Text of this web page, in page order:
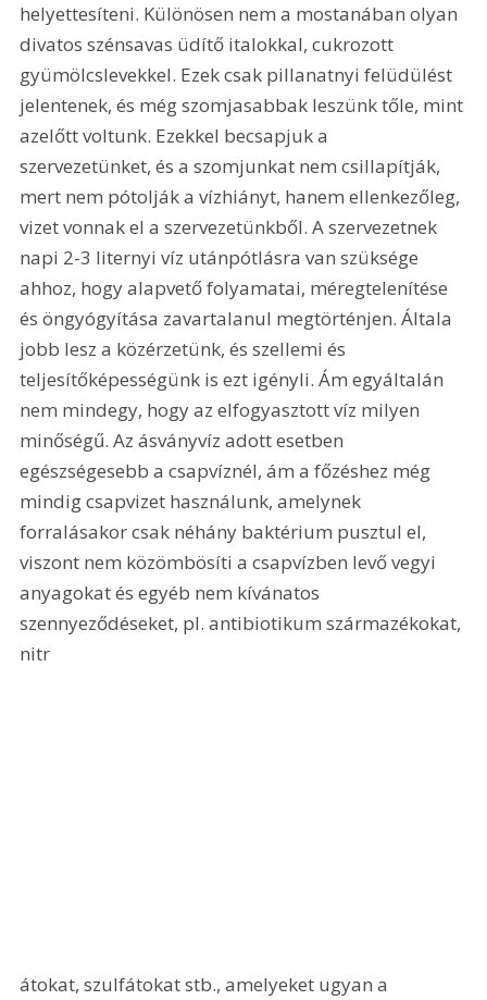
helyettesíteni. Különösen nem a mostanában olyan
divatos szénsavas üdítő italokkal, cukrozott
gyümölcslevekkel. Ezek csak pillanatnyi felüdülést
jelentenek, és még szomjasabbak leszünk tőle, mint
azelőtt voltunk. Ezekkel becsapjuk a
szervezetünket, és a szomjunkat nem csillapítják,
mert nem pótolják a vízhiányt, hanem ellenkezőleg,
vizet vonnak el a szervezetünkből. A szervezetnek
napi 2-3 liternyi víz utánpótlásra van szüksége
ahhoz, hogy alapvető folyamatai, méregtelenítése
és öngyógyítása zavartalanul megtörténjen. Általa
jobb lesz a közérzetünk, és szellemi és
teljesítőképességünk is ezt igényli. Ám egyáltalán
nem mindegy, hogy az elfogyasztott víz milyen
minőségű. Az ásványvíz adott esetben
egészségesebb a csapvíznél, ám a főzéshez még
mindig csapvizet használunk, amelynek
forralásakor csak néhány baktérium pusztul el,
viszont nem közömbösíti a csapvízben levő vegyi
anyagokat és egyéb nem kívánatos
szennyeződéseket, pl. antibiotikum származékokat,
nitr
átokat, szulfátokat stb., amelyeket ugyan a